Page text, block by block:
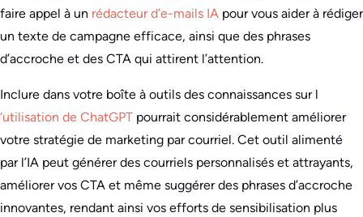
faire appel à un rédacteur d’e-mails IA pour vous aider à rédiger
un texte de campagne efficace, ainsi que des phrases
d’accroche et des CTA qui attirent l’attention.
Inclure dans votre boîte à outils des connaissances sur l
‘utilisation de ChatGPT pourrait considérablement améliorer
votre stratégie de marketing par courriel. Cet outil alimenté
par l’IA peut générer des courriels personnalisés et attrayants,
améliorer vos CTA et même suggérer des phrases d’accroche
innovantes, rendant ainsi vos efforts de sensibilisation plus